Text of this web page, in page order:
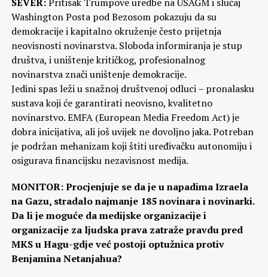
Washington Posta pod Bezosom pokazuju da su
demokracije i kapitalno okruženje često prijetnja
neovisnosti novinarstva. Sloboda informiranja je stup
društva, i uništenje kritičkog, profesionalnog
novinarstva znači uništenje demokracije.
Jedini spas leži u snažnoj društvenoj odluci – pronalasku
sustava koji će garantirati neovisno, kvalitetno
novinarstvo. EMFA (European Media Freedom Act) je
dobra inicijativa, ali još uvijek ne dovoljno jaka. Potreban
je podržan mehanizam koji štiti uređivačku autonomiju i
osigurava financijsku nezavisnost medija.
MONITOR: Procjenjuje se da je u napadima Izraela
na Gazu, stradalo najmanje 185 novinara i novinarki.
Da li je moguće da medijske organizacije i
organizacije za ljudska prava zatraže pravdu pred
MKS u Hagu-gdje već postoji optužnica protiv
Benjamina Netanjahua?